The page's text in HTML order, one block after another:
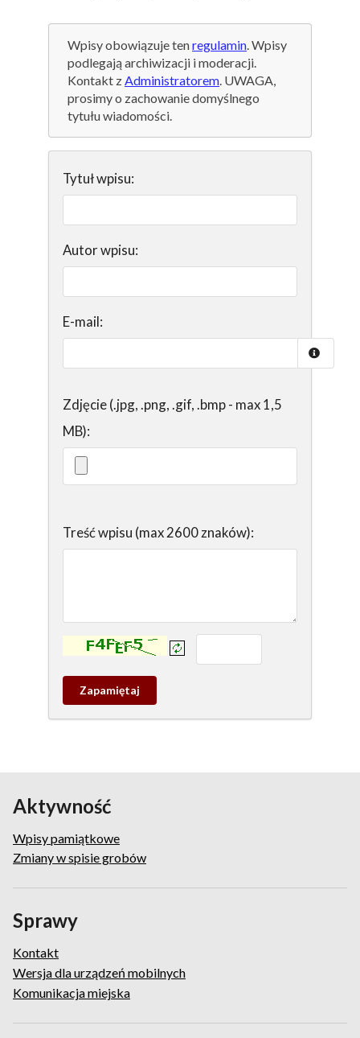
Wpisy obowiązuje tenregulamin. Wpisy
podlegają archiwizacji i moderacji.
Kontakt zAdministratorem. UWAGA,
prosimy o zachowanie domyślnego
tytułu wiadomości.
Tytuł wpisu:
Autor wpisu:
E-mail:
Zdjęcie (.jpg, .png, .gif, .bmp - max 1,5
MB):
Treść wpisu (max 2600 znaków):
Kontrola - wprowadź tekst z obrazka:
Zapamietaj
wpis
Aktywność
Wpisy pamiątkowe
Zmiany w spisie grobów
Sprawy
Kontakt
Wersja dla urządzeń mobilnych
Komunikacja miejska